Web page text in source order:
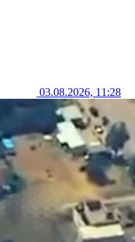
03.08.2026, 11:28